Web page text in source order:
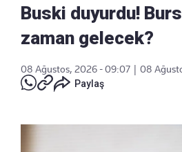
Buski duyurdu!
zaman gelecek?
08 Ağustos, 2026 - 09:07
08
Paylaş